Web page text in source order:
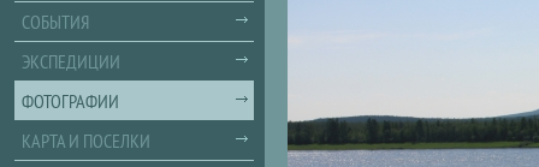
СОБЫТИЯ
ЭКСПЕДИЦИИ
ФОТОГРАФИИ
КАРТА И ПОСЕЛКИ